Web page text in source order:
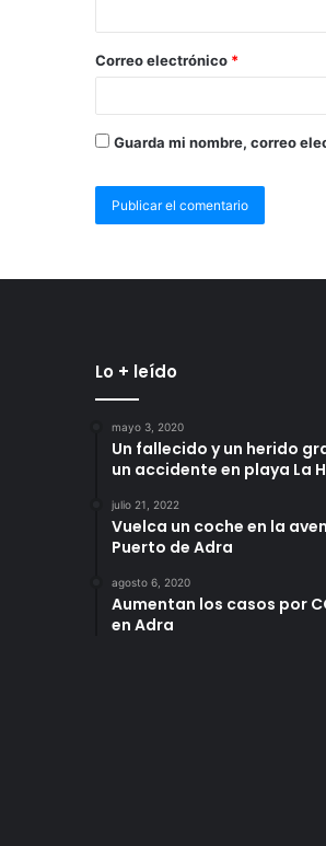
Correo electrónico *
Guarda mi nombre, correo
Lo + leído
mayo 3, 2020
Un fallecido y un herido
un accidente en playa La
julio 21, 2022
Vuelca un coche en la
Puerto de Adra
agosto 6, 2020
Aumentan los casos por
en Adra